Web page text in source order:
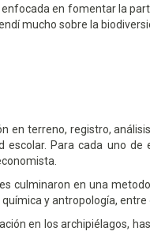
en fomentar la
mucho sobre la
en terreno, registro,
escolar. Para cada uno
culminaron en una
y antropología, entre
en los archipiélagos,